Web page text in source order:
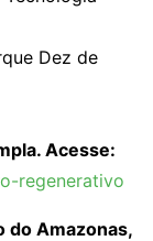
Dez de
Acesse:
regenerativo
do Amazonas,